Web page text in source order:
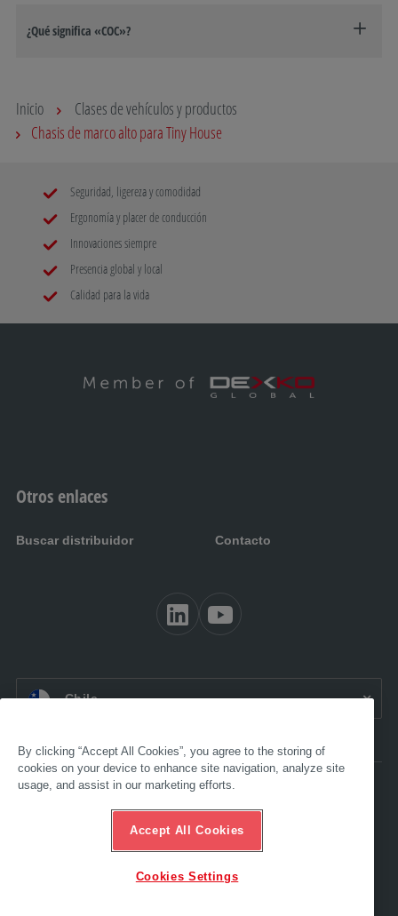
¿Qué significa «COC»?
Inicio
Clases de vehículos y productos
Chasis de marco alto para Tiny House
Seguridad, ligereza y comodidad
Ergonomía y placer de conducción
Innovaciones siempre
Presencia global y local
Calidad para la vida
Otros enlaces
Buscar distribuidor Contacto
ES CL:Chile
Accesibilidad
Aviso legal
Términos y condiciones
Protección de datos
Compliance
Línea de asistencia ética
By clicking “Accept All Cookies”, you agree to the storing of
cookies on your device to enhance site navigation, analyze site
usage, and assist in our marketing efforts.
Accept All Cookies
Cookies Settings